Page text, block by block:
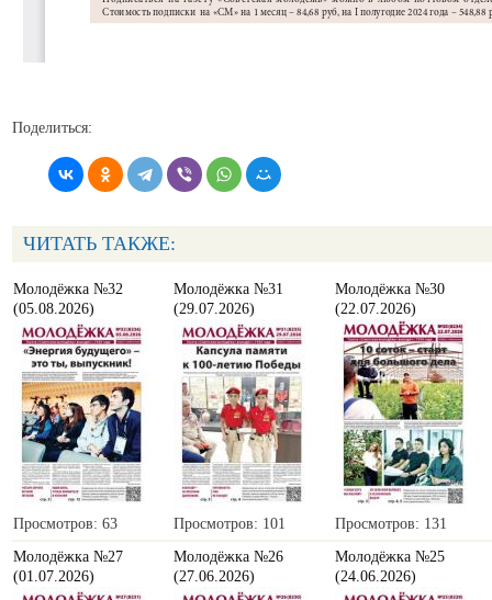
Поделиться:
ЧИТАТЬ ТАКЖЕ:
Молодёжка №32
(05.08.2026)
Просмотров: 63
Молодёжка №31
(29.07.2026)
Просмотров: 101
Молодёжка №30
(22.07.2026)
Просмотров: 131
Молодёжка №27
(01.07.2026)
Молодёжка №26
(27.06.2026)
Молодёжка №25
(24.06.2026)